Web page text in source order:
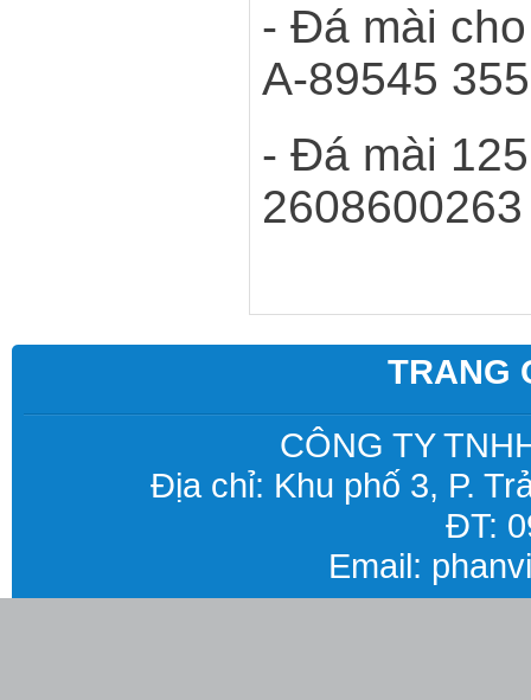
- Đá mài
A-89545
- Đá mài
2608600263
TRANG
CÔNG TY
Địa chỉ: Khu phố 3, P.
ĐT:
Email: